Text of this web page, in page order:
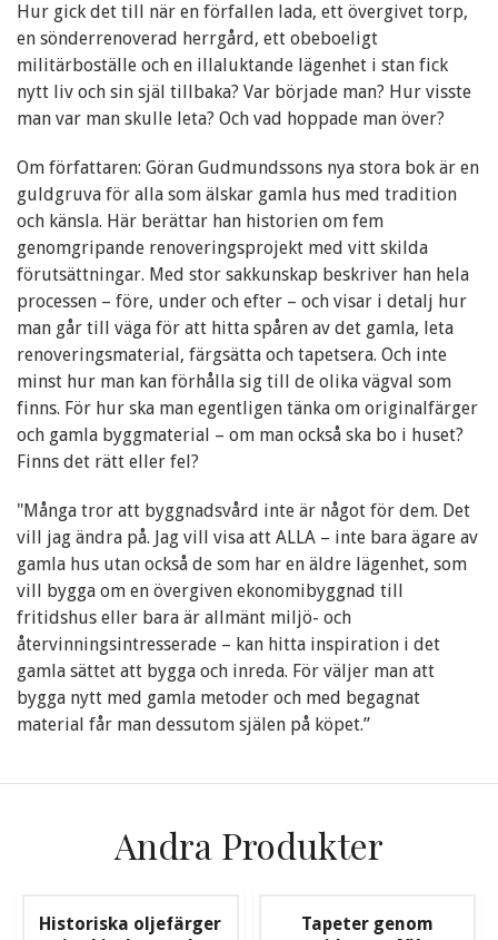
Hur gick det till när en förfallen lada, ett övergivet torp,
en sönderrenoverad herrgård, ett obeboeligt
militärboställe och en illaluktande lägenhet i stan fick
nytt liv och sin själ tillbaka? Var började man? Hur visste
man var man skulle leta? Och vad hoppade man över?
Om författaren: Göran Gudmundssons nya stora bok är en
guldgruva för alla som älskar gamla hus med tradition
och känsla. Här berättar han historien om fem
genomgripande renoveringsprojekt med vitt skilda
förutsättningar. Med stor sakkunskap beskriver han hela
processen – före, under och efter – och visar i detalj hur
man går till väga för att hitta spåren av det gamla, leta
renoveringsmaterial, färgsätta och tapetsera. Och inte
minst hur man kan förhålla sig till de olika vägval som
finns. För hur ska man egentligen tänka om originalfärger
och gamla byggmaterial – om man också ska bo i huset?
Finns det rätt eller fel?
"Många tror att byggnadsvård inte är något för dem. Det
vill jag ändra på. Jag vill visa att ALLA – inte bara ägare av
gamla hus utan också de som har en äldre lägenhet, som
vill bygga om en övergiven ekonomibyggnad till
fritidshus eller bara är allmänt miljö- och
återvinningsintresserade – kan hitta inspiration i det
gamla sättet att bygga och inreda. För väljer man att
bygga nytt med gamla metoder och med begagnat
material får man dessutom själen på köpet.”
Andra Produkter
Historiska oljefärger
Tapeter genom